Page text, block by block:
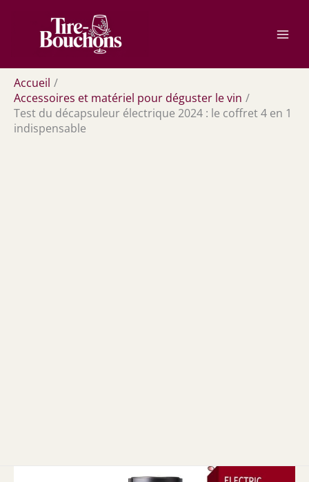
contenu
Accueil
Accessoires et matériel pour déguster le vin
Test du décapsuleur électrique 2024 : le coffret 4 en 1
indispensable